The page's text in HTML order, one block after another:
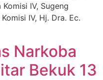
IV, Sugeng
IV, Hj. Dra. Ec.
Narkoba
Bekuk 13